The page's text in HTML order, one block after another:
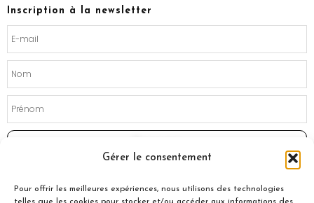
Gérer le consentement
Pour offrir les meilleures expériences, nous utilisons des technologies
o
Inscription à la newsletter